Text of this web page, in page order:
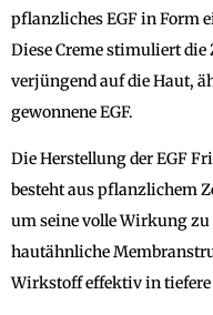
pflanzliches EGF in Form
Diese Creme stimuliert
verjüngend auf die Haut,
gewonnene EGF.
Die Herstellung der EGF
besteht aus pflanzlichem
um seine volle Wirkung zu
hautähnliche
Wirkstoff effektiv in